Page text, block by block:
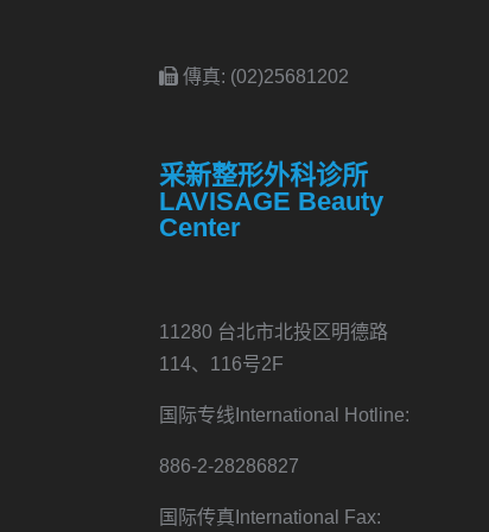
傳真: (02)25681202
采新整形外科诊所
LAVISAGE Beauty
Center
11280 台北市北投区明德路
114、116号2F
国际专线International Hotline:
886-2-28286827
国际传真International Fax: